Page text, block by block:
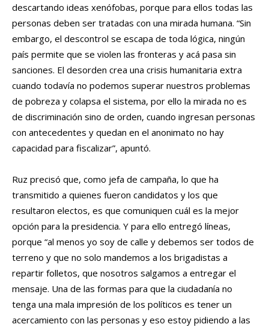
descartando ideas xenófobas, porque para ellos todas las
personas deben ser tratadas con una mirada humana. “Sin
embargo, el descontrol se escapa de toda lógica, ningún
país permite que se violen las fronteras y acá pasa sin
sanciones. El desorden crea una crisis humanitaria extra
cuando todavía no podemos superar nuestros problemas
de pobreza y colapsa el sistema, por ello la mirada no es
de discriminación sino de orden, cuando ingresan personas
con antecedentes y quedan en el anonimato no hay
capacidad para fiscalizar”, apuntó.
Ruz precisó que, como jefa de campaña, lo que ha
transmitido a quienes fueron candidatos y los que
resultaron electos, es que comuniquen cuál es la mejor
opción para la presidencia. Y para ello entregó líneas,
porque “al menos yo soy de calle y debemos ser todos de
terreno y que no solo mandemos a los brigadistas a
repartir folletos, que nosotros salgamos a entregar el
mensaje. Una de las formas para que la ciudadanía no
tenga una mala impresión de los políticos es tener un
acercamiento con las personas y eso estoy pidiendo a las